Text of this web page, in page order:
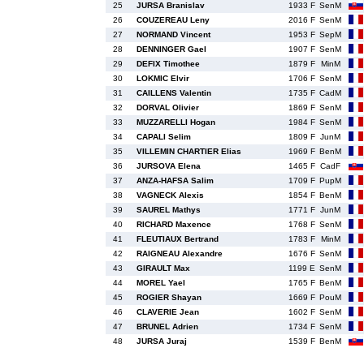
25
JURSA Branislav 1933 F SenM
26
COUZEREAU Leny 2016 F SenM
27
NORMAND Vincent 1953 F SepM
28
DENNINGER Gael 1907 F SenM
29
DEFIX Timothee 1879 F
MinM
30
LOKMIC Elvir 1706 F SenM
31
CAILLENS Valentin 1735 F CadM
32
DORVAL Olivier 1869 F SenM
33
MUZZARELLI Hogan 1984 F SenM
34
CAPALI Selim 1809 F JunM
35
VILLEMIN CHARTIER Elias 1969 F BenM
36
JURSOVA Elena 1465 F CadF
37
ANZA-HAFSA Salim 1709 F PupM
38
VAGNECK Alexis 1854 F BenM
39
SAUREL Mathys 1771 F JunM
40
RICHARD Maxence 1768 F SenM
41
FLEUTIAUX Bertrand 1783 F
MinM
42
RAIGNEAU Alexandre 1676 F SenM
43
GIRAULT Max 1199 E SenM
44
MOREL Yael 1765 F BenM
45
ROGIER Shayan 1669 F PouM
46
CLAVERIE Jean 1602 F SenM
47
BRUNEL Adrien 1734 F SenM
48
JURSA Juraj 1539 F BenM